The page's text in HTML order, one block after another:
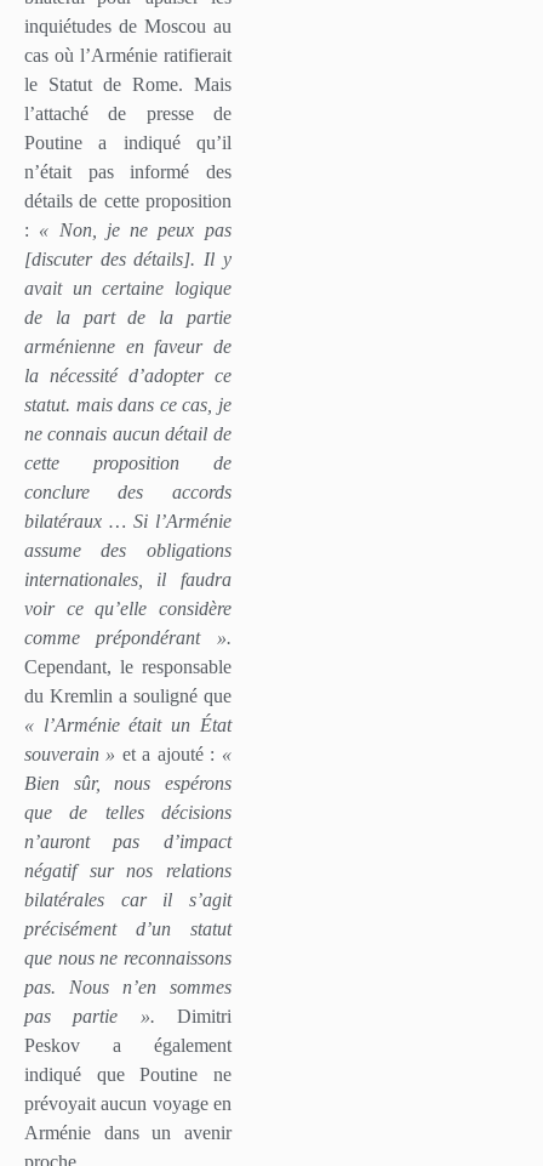
inquiétudes de Moscou au
cas où l’Arménie ratifierait
le Statut de Rome. Mais
l’attaché de presse de
Poutine a indiqué qu’il
n’était pas informé des
détails de cette proposition
: « Non, je ne peux pas
[discuter des détails]. Il y
avait un certaine logique
de la part de la partie
arménienne en faveur de
la nécessité d’adopter ce
statut. mais dans ce cas, je
ne connais aucun détail de
cette proposition de
conclure des accords
bilatéraux … Si l’Arménie
assume des obligations
internationales, il faudra
voir ce qu’elle considère
comme prépondérant ».
Cependant, le responsable
du Kremlin a souligné que
« l’Arménie était un État
souverain » et a ajouté : «
Bien sûr, nous espérons
que de telles décisions
n’auront pas d’impact
négatif sur nos relations
bilatérales car il s’agit
précisément d’un statut
que nous ne reconnaissons
pas. Nous n’en sommes
pas partie ». Dimitri
Peskov a également
indiqué que Poutine ne
prévoyait aucun voyage en
Arménie dans un avenir